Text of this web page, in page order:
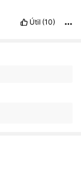
Útil (10)